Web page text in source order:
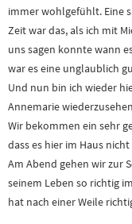
immer wohlgefühlt. Eine
Zeit war das, als ich mit
uns sagen konnte wann
war es eine unglaublich
Und nun bin ich wieder
Annemarie
Wir bekommen ein sehr
dass es hier im Haus
Am Abend gehen wir zur
seinem Leben so richtig
hat nach einer Weile